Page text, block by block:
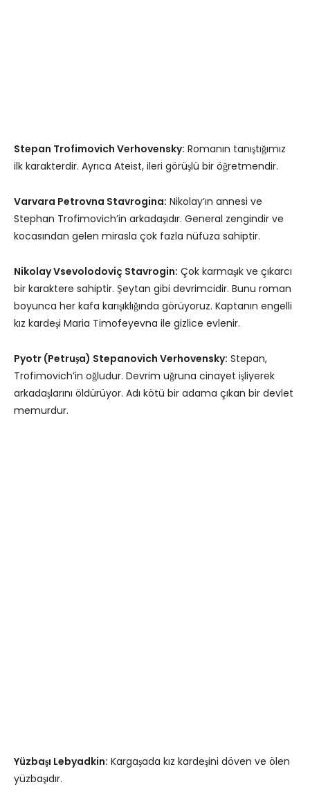
Stepan Trofimovich Verhovensky: Romanın tanıştığımız
ilk karakterdir. Ayrıca Ateist, ileri görüşlü bir öğretmendir.
Varvara Petrovna Stavrogina: Nikolay’ın annesi ve
Stephan Trofimovich’in arkadaşıdır. General zengindir ve
kocasından gelen mirasla çok fazla nüfuza sahiptir.
Nikolay Vsevolodoviç Stavrogin: Çok karmaşık ve çıkarcı
bir karaktere sahiptir. Şeytan gibi devrimcidir. Bunu roman
boyunca her kafa karışıklığında görüyoruz. Kaptanın engelli
kız kardeşi Maria Timofeyevna ile gizlice evlenir.
Pyotr (Petruşa) Stepanovich Verhovensky: Stepan,
Trofimovich’in oğludur. Devrim uğruna cinayet işliyerek
arkadaşlarını öldürüyor. Adı kötü bir adama çıkan bir devlet
memurdur.
Yüzbaşı Lebyadkin: Kargaşada kız kardeşini döven ve ölen
yüzbaşıdır.